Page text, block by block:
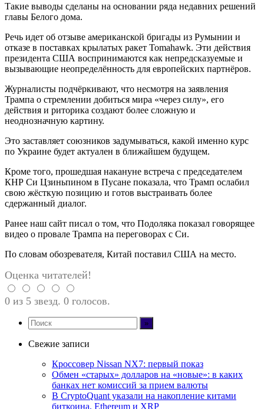
Такие выводы сделаны на основании ряда недавних решений
главы Белого дома.
Речь идет об отзыве американской бригады из Румынии и
отказе в поставках крылатых ракет Tomahawk. Эти действия
президента США воспринимаются как непредсказуемые и
вызывающие неопределённость для европейских партнёров.
Журналисты подчёркивают, что несмотря на заявления
Трампа о стремлении добиться мира «через силу», его
действия и риторика создают более сложную и
неоднозначную картину.
Это заставляет союзников задумываться, какой именно курс
по Украине будет актуален в ближайшем будущем.
Кроме того, прошедшая накануне встреча с председателем
КНР Си Цзиньпином в Пусане показала, что Трамп ослабил
свою жёсткую позицию и готов выстраивать более
сдержанный диалог.
Ранее наш сайт писал о том, что Подоляка показал говорящее
видео о провале Трампа на переговорах с Си.
По словам обозревателя, Китай поставил США на место.
Оценка читателей!
0 из 5 звезд. 0 голосов.
Свежие записи
Кроссовер Nissan NX7: первый показ
Обмен «старых» долларов на «новые»: в каких
банках нет комиссий за прием валюты
В CryptoQuant указали на накопление китами
биткоина, Ethereum и XRP